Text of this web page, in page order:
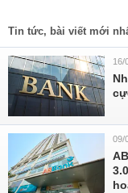
Tin tức, bài viết mới
16/
09/